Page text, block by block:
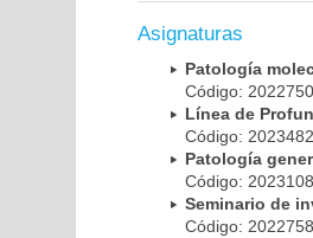
Asignaturas
Patología
Código:
Línea de
Código:
Patología
Código:
Seminario de
Código: